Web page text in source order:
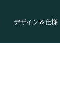
デザイン＆仕様